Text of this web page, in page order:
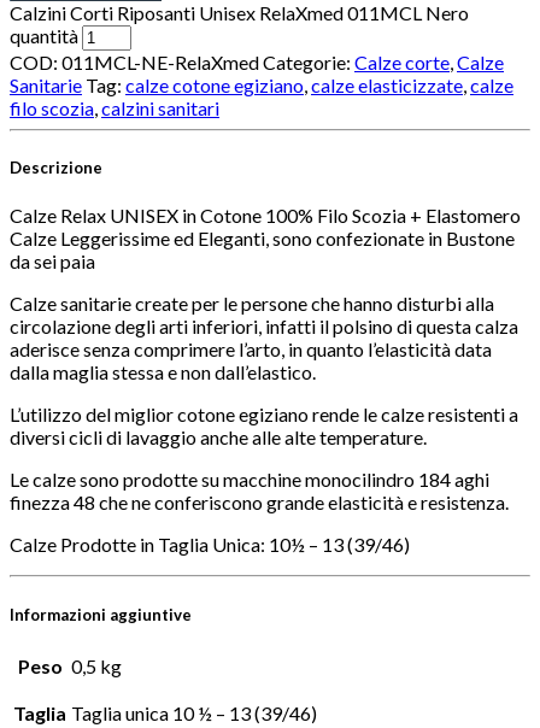
Calzini Corti Riposanti Unisex RelaXmed 011MCL Nero
quantità
COD: 011MCL-NE-RelaXmedCategorie: Calze corte,Calze
Sanitarie Tag: calze cotone egiziano,calze elasticizzate,calze
filo scozia,calzini sanitari
Descrizione
Calze Relax UNISEX in Cotone 100% Filo Scozia + Elastomero
Calze Leggerissime ed Eleganti, sono confezionate in Bustone
da sei paia
Calze sanitarie create per le persone che hanno disturbi alla
circolazione degli arti inferiori, infatti il polsino di questa calza
aderisce senza comprimere l’arto, in quanto l’elasticità data
dalla maglia stessa e non dall’elastico.
L’utilizzo del miglior cotone egiziano rende le calze resistenti a
diversi cicli di lavaggio anche alle alte temperature.
Le calze sono prodotte su macchine monocilindro 184 aghi
finezza 48 che ne conferiscono grande elasticità e resistenza.
Calze Prodotte in Taglia Unica: 10½ – 13 (39/46)
Informazioni aggiuntive
Peso 0,5 kg
Taglia Taglia unica 10 ½ – 13 (39/46)